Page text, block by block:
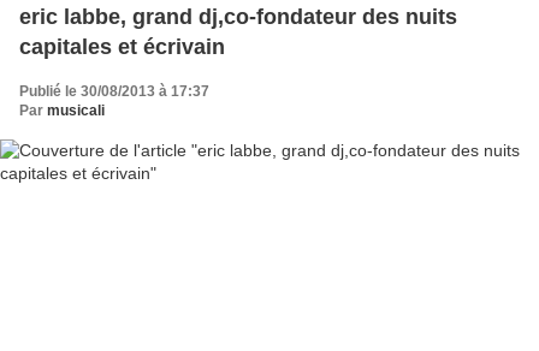
eric labbe, grand dj,co-fondateur des nuits
capitales et écrivain
Publié le 30/08/2013 à 17:37
Par musicali